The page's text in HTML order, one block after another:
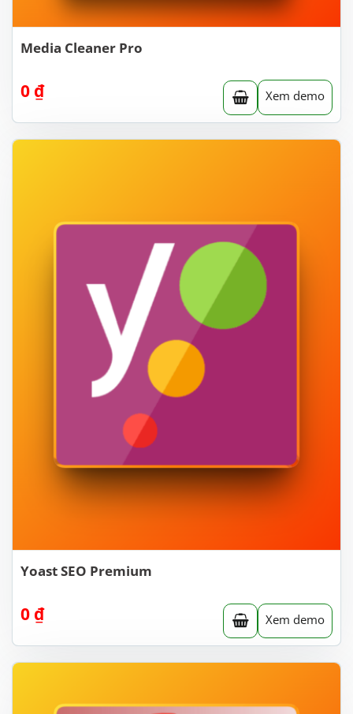
Media Cleaner Pro
0 ₫ Xem demo
Yoast SEO Premium
0 ₫ Xem demo